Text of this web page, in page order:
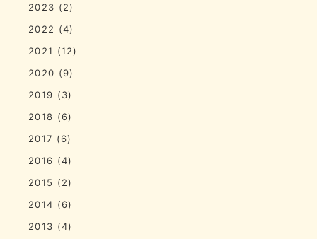
2023 (2)
2022 (4)
2021 (12)
2020 (9)
2019 (3)
2018 (6)
2017 (6)
2016 (4)
2015 (2)
2014 (6)
2013 (4)